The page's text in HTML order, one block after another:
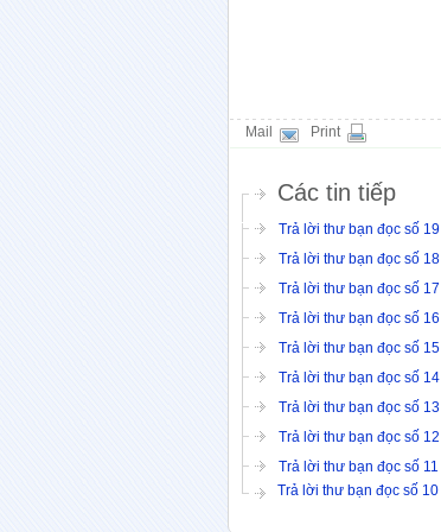
Mail Print
Các tin tiếp
Trả lời thư bạn đọc số 19
Trả lời thư bạn đọc số 18
Trả lời thư bạn đọc số 17
Trả lời thư bạn đọc số 16
Trả lời thư bạn đọc số 15
Trả lời thư bạn đọc số 14
Trả lời thư bạn đọc số 13
Trả lời thư bạn đọc số 12
Trả lời thư bạn đọc số 11
Trả lời thư bạn đọc số 10